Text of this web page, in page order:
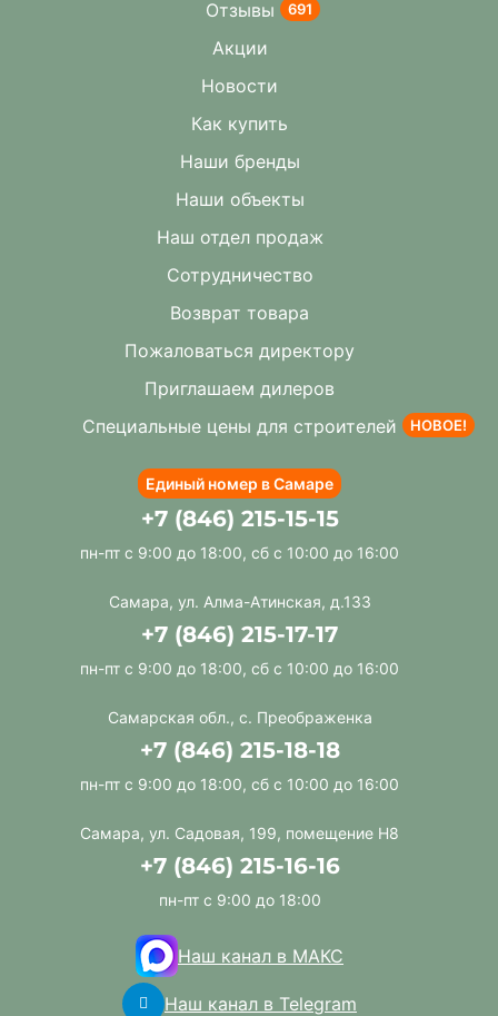
Отзывы
691
Акции
Новости
Как купить
Наши бренды
Наши объекты
Наш отдел продаж
Сотрудничество
Возврат товара
Пожаловаться директору
Приглашаем дилеров
Специальные цены для строителей
НОВОЕ!
Единый номер в Самаре
+7 (846) 215-15-15
пн-пт с 9:00 до 18:00, сб с 10:00 до 16:00
Самара, ул. Алма-Атинская, д.133
+7 (846) 215-17-17
пн-пт с 9:00 до 18:00, сб с 10:00 до 16:00
Самарская обл., с. Преображенка
+7 (846) 215-18-18
пн-пт с 9:00 до 18:00, сб с 10:00 до 16:00
Самара, ул. Садовая, 199, помещение Н8
+7 (846) 215-16-16
пн-пт с 9:00 до 18:00
Наш канал в МАКС
Наш канал в Telegram